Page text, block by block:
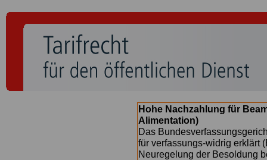
Hohe Nachzahlung für
Alimentation)
Das
für verfassungs-widrig erklärt
Neuregelung der Besoldung